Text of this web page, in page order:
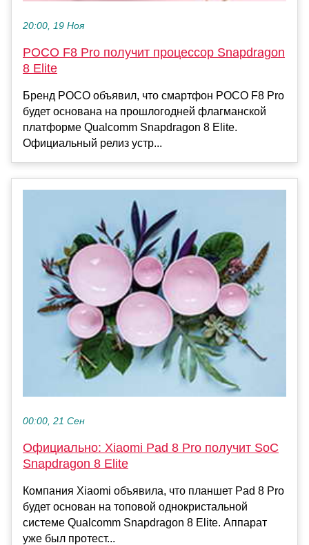
20:00, 19 Ноя
POCO F8 Pro получит процессор Snapdragon
8 Elite
Бренд POCO объявил, что смартфон POCO F8 Pro
будет основана на прошлогодней флагманской
платформе Qualcomm Snapdragon 8 Elite.
Официальный релиз устр...
00:00, 21 Сен
Официально: Xiaomi Pad 8 Pro получит SoC
Snapdragon 8 Elite
Компания Xiaomi объявила, что планшет Pad 8 Pro
будет основан на топовой однокристальной
системе Qualcomm Snapdragon 8 Elite. Аппарат
уже был протест...